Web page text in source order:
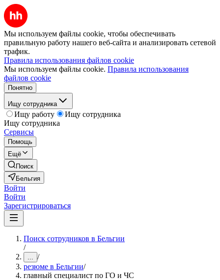
Мы используем файлы cookie, чтобы обеспечивать
правильную работу нашего веб-сайта и анализировать сетевой
трафик.
Правила использования файлов cookie
Мы используем файлы cookie. Правила использования
файлов cookie
Понятно
Ищу сотрудника
Ищу работу
Ищу сотрудника
Ищу сотрудника
Сервисы
Помощь
Ещё
Поиск
Бельгия
Войти
Войти
Зарегистрироваться
Поиск сотрудников в Бельгии
/
... /
резюме в Бельгии/
главный специалист по ГО и ЧС